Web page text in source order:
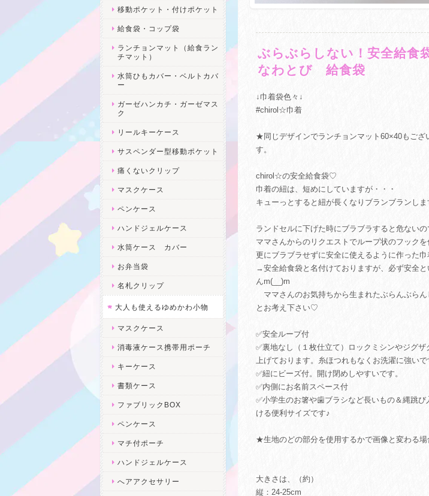
ぶらぶらしない！安全
なわとび 給食袋
↓巾着袋色々↓
#chirol☆巾着
★同じデザインでランチョンマット60×40もござ
す。
chirol☆の安全給食袋♡
巾着の紐は、短めにしていますが・・・
キューっとすると紐が長くなりブランブランしま
ランドセルに下げた時にブラブラすると危ないの
ママさんからのリクエストでループ状のフック
更にブラブラせずに安全に使えるように作った巾
→安全給食袋と名付けておりますが、必ず安全
んm(__)m
ママさんのお気持ちから生まれたぶらんぶら
とお考え下さい♡
✅安全ループ付
✅裏地なし（１枚仕立て）ロックミシンやジグ
上げております。糸ほつれもなくお洗濯に強いで
✅紐にビーズ付。開け閉めしやすいです。
✅内側にお名前スペース付
✅小学生のお箸や歯ブラシなど長いもの＆縄跳
ける便利サイズです♪
★生地のどの部分を使用するかで画像と変わる場
大きさは、（約）
縦：24-25cm
移動ポケット・付けポケット
給食袋・コップ袋
ランチョンマット（給食ラン
チマット）
水筒ひもカバー・ベルトカバ
ー
ガーゼハンカチ・ガーゼマス
ク
リールキーケース
サスペンダー型移動ポケット
痛くないクリップ
マスクケース
ペンケース
ハンドジェルケース
水筒ケース カバー
お弁当袋
名札クリップ
大人も使えるゆめかわ小物
マスクケース
消毒液ケース携帯用ポーチ
キーケース
書類ケース
ファブリックBOX
ペンケース
マチ付ポーチ
ハンドジェルケース
へアアクセサリー